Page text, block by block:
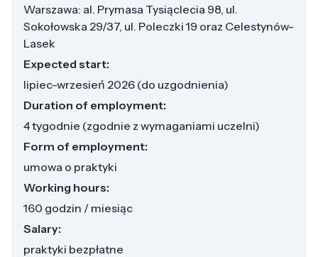
Warszawa: al. Prymasa Tysiąclecia 98, ul.
Sokołowska 29/37, ul. Poleczki 19 oraz Celestynów-
Lasek
Expected start:
lipiec-wrzesień 2026 (do uzgodnienia)
Duration of employment:
4 tygodnie (zgodnie z wymaganiami uczelni)
Form of employment:
umowa o praktyki
Working hours:
160 godzin / miesiąc
Salary:
praktyki bezpłatne